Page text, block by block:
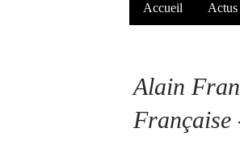
Accueil Actus
Alain
Française